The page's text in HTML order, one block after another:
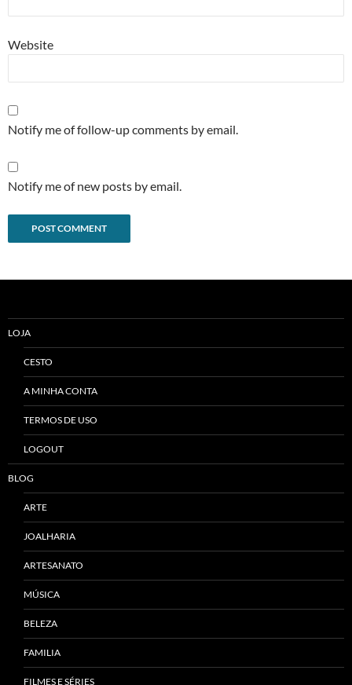
Website
Notify me of follow-up comments by email.
Notify me of new posts by email.
LOJA
CESTO
A MINHA CONTA
TERMOS DE USO
LOGOUT
BLOG
ARTE
JOALHARIA
ARTESANATO
MÚSICA
BELEZA
FAMILIA
FILMES E SÉRIES